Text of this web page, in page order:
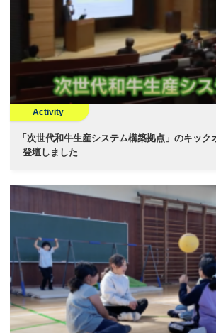
Activity
「 次世代和牛生産システム構築拠点」のキック
登壇しました